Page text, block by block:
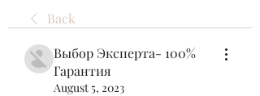
Back
Выбор Эксперта- 100%
Гарантия
August 5, 2023